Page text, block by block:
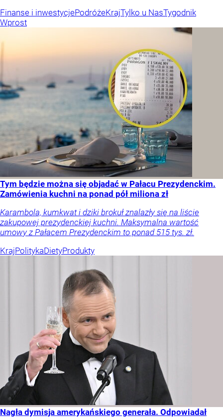
Finanse i inwestycjePodróżeKrajTylko u NasTygodnik
Wprost
Tym będzie można się objadać w Pałacu Prezydenckim.
Zamówienia kuchni na ponad pół miliona zł
Karambola, kumkwat i dziki brokuł znalazły się na liście
zakupowej prezydenckiej kuchni. Maksymalna wartość
umowy z Pałacem Prezydenckim to ponad 515 tys. zł.
KrajPolitykaDietyProdukty
Nagła dymisja amerykańskiego generała. Odpowiadał